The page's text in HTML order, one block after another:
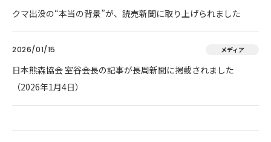
クマ出没の“本当の背景”が、読売新聞に取り上げられました
2026/01/15 メディア
日本熊森協会 室谷会長の記事が長周新聞に掲載されました
（2026年1月4日）